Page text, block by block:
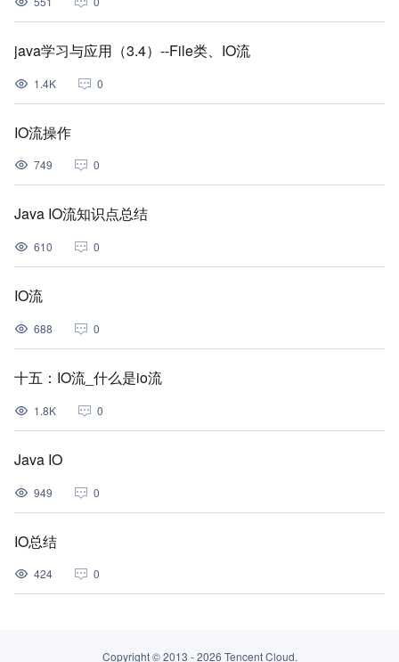
java学习与应用（3.4）--File类、IO流
1.4K 0
IO流操作
749 0
Java IO流知识点总结
610 0
IO流
688 0
十五：IO流_什么是io流
1.8K 0
Java IO
949 0
IO总结
424 0
Copyright © 2013 -2026 Tencent Cloud.